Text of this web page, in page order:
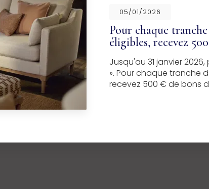
05/01/2026
Pour chaque
éligibles, recevez
Jusqu'au 31 janvier
». Pour chaque tranche
recevez 500 € de bons